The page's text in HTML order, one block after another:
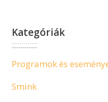
Kategóriák
Programok és
Smink